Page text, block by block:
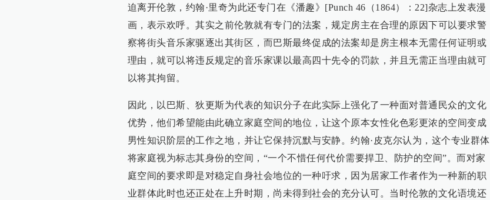
迫离开伦敦，约翰·里奇为此还专门在《潘趣》[Punch 46（1864）：22]杂志上发表漫
画，表示欢呼。其实之前伦敦就有专门的法案，规定房主在合理的原因下可以要求警
察将街头音乐家驱逐出其街区，而巴斯最终促成的法案却是房主根本无需任何证明或
理由，就可以将违反规定的音乐家课以最高四十先令的罚款，并且无需正当理由就可
以将其拘留。
因此，以巴斯、狄更斯为代表的知识分子在此实际上强化了一种面对普通民众的文化
优势，他们希望能由此确立家庭空间的地位，让这个原本女性化色彩更浓的空间变成
男性知识阶层的工作之地，并让它保持沉默与安静。约翰·皮克尔认为，这个专业群体
将家庭视为标志其身份的空间，“一个不惜任何代价需要捍卫、防护的空间”。而对家
庭空间的要求即是对稳定自身社会地位的一种吁求，因为居家工作者作为一种新的职
业群体此时也还正处在上升时期，尚未得到社会的充分认可。当时伦敦的文化语境还